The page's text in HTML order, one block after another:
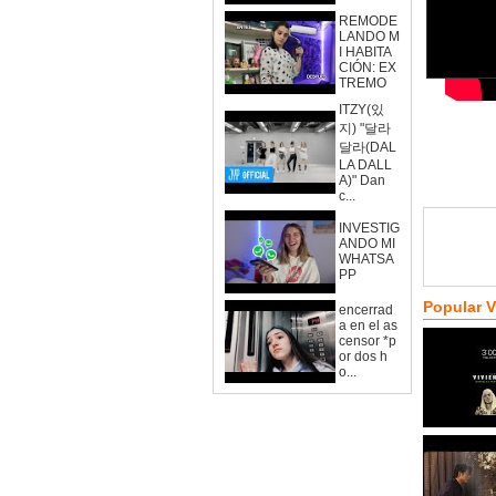
REMODE
LANDO M
I HABITA
CIÓN: EX
TREMO
ITZY(있
지) "달라
달라(DAL
LA DALL
A)" Dan
c...
INVESTIG
ANDO MI
WHATSA
PP
encerrad
a en el as
censor *p
or dos h
o...
Popular